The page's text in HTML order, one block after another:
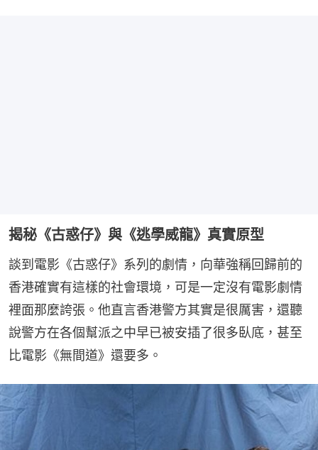
揭秘《古惑仔》與《逃學威龍》真實原型
談到電影《古惑仔》系列的劇情，向華強稱回歸前的
香港確實有這樣的社會環境，可是一定沒有電影劇情
裡面那麼誇張。他直言香港警方其實是很厲害，還聽
說警方在各個幫派之中早已被安插了很多臥底，甚至
比電影《無間道》還要多。